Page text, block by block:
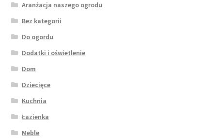
Aranżacja naszego ogrodu
Bez kategorii
Do ogordu
Dodatki i oświetlenie
Dom
Dziecięce
Kuchnia
Łazienka
Meble